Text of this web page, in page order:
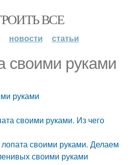
ВСЕ
новости статьи
своими руками
руками
своими руками. Из чего
лопата своими руками. Делаем
своими руками